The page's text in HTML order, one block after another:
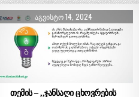
ᲐᲒᲕᲘᲡᲢᲝ 14, 2024
თემის – ,,ჯანსაღი ცხოვრების